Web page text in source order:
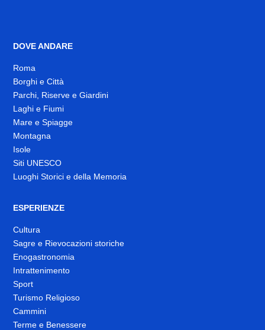
DOVE ANDARE
Roma
Borghi e Città
Parchi, Riserve e Giardini
Laghi e Fiumi
Mare e Spiagge
Montagna
Isole
Siti UNESCO
Luoghi Storici e della Memoria
ESPERIENZE
Cultura
Sagre e Rievocazioni storiche
Enogastronomia
Intrattenimento
Sport
Turismo Religioso
Cammini
Terme e Benessere